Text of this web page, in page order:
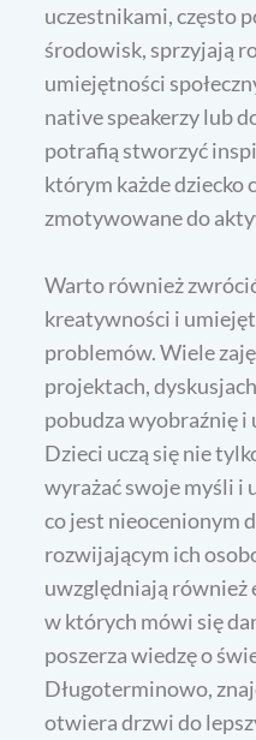
uczestnikami, często
środowisk, sprzyjają
umiejętności
native speakerzy lub
potrafią stworzyć
którym każde dziecko
zmotywowane do
Warto również
kreatywności i
problemów. Wiele
projektach,
pobudza wyobraźnię i
Dzieci uczą się nie
wyrażać swoje myśli i
co jest nieocenionym
rozwijającym ich
uwzględniają
w których mówi się
poszerza wiedzę o
Długoterminowo,
otwiera drzwi do